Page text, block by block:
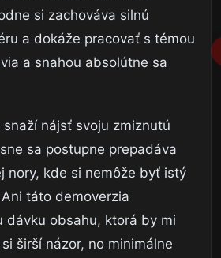
si zachováva silnú
a dokáže pracovať s témou
a snahou absolútne sa
nájsť svoju zmiznutú
sa postupne prepadáva
nory, kde si nemôže byť istý
táto demoverzia
dávku obsahu, ktorá by mi
širší názor, no minimálne